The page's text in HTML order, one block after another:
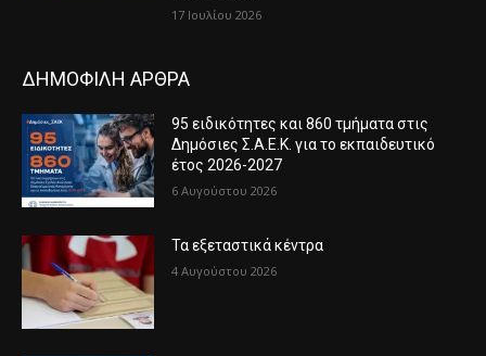
17 Ιουλίου 2026
ΔΗΜΟΦΙΛΗ ΑΡΘΡΑ
95 ειδικότητες και 860 τμήματα στις
Δημόσιες Σ.Α.Ε.Κ. για το εκπαιδευτικό
έτος 2026-2027
6 Αυγούστου 2026
Τα εξεταστικά κέντρα
4 Αυγούστου 2026